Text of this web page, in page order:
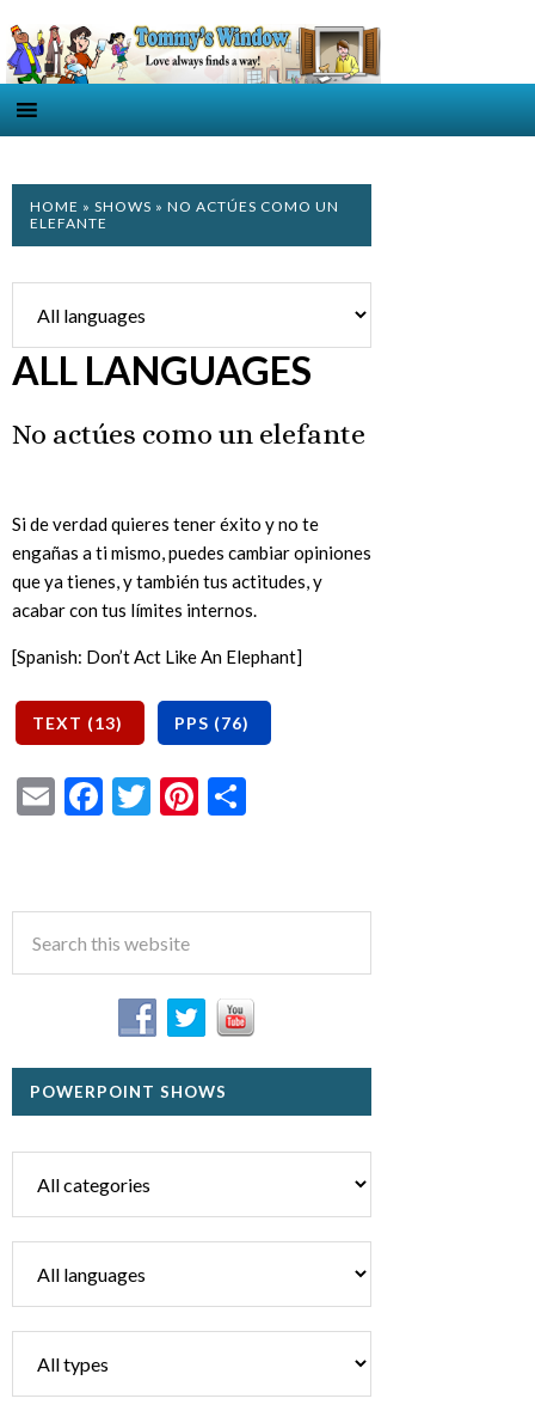
HOME » SHOWS » NO ACTÚES COMO UN
ELEFANTE
ALL LANGUAGES
No actúes como un elefante
Si de verdad quieres tener éxito y no te
engañas a ti mismo, puedes cambiar opiniones
que ya tienes, y también tus actitudes, y
acabar con tus límites internos.
[Spanish: Don’t Act Like An Elephant]
EmailFacebook
TwitterPinterest
POWERPOINT SHOWS